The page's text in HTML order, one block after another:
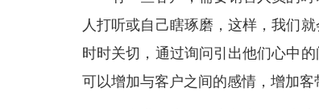
人打听或自己瞎琢磨，这样，我们
时时关切，通过询问引出他们心中
可以增加与客户之间的感情，增加客